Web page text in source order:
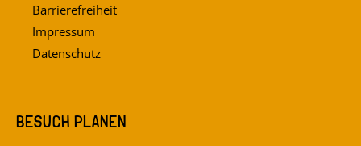
Barrierefreiheit
Impressum
Datenschutz
BESUCH PLANEN